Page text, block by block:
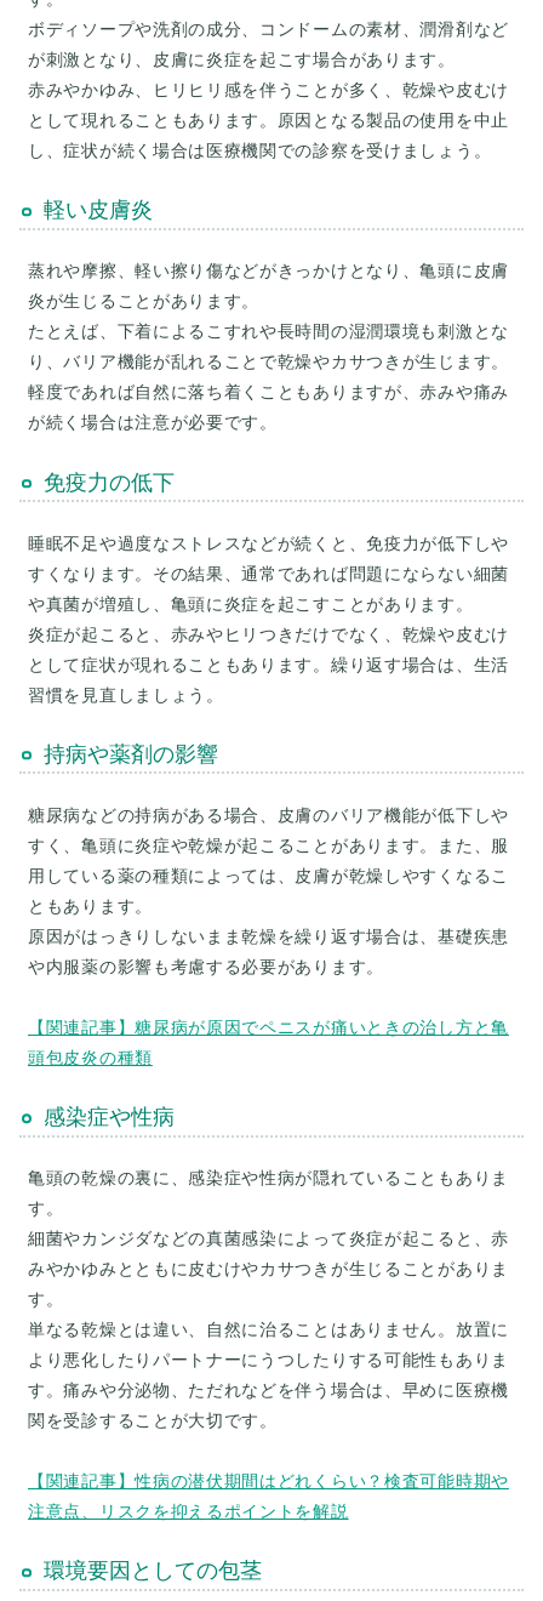
ボディソープや洗剤の成分、コンドームの素材、潤滑剤など
が刺激となり、皮膚に炎症を起こす場合があります。
赤みやかゆみ、ヒリヒリ感を伴うことが多く、乾燥や皮むけ
として現れることもあります。原因となる製品の使用を中止
軽い皮膚炎
蒸れや摩擦、軽い擦り傷などがきっかけとなり、亀頭に皮膚
炎が生じることがあります。
たとえば、下着によるこすれや長時間の湿潤環境も刺激とな
り、バリア機能が乱れることで乾燥やカサつきが生じます。
軽度であれば自然に落ち着くこともありますが、赤みや痛み
免疫力の低下
睡眠不足や過度なストレスなどが続くと、免疫力が低下しや
すくなります。その結果、通常であれば問題にならない細菌
や真菌が増殖し、亀頭に炎症を起こすことがあります。
炎症が起こると、赤みやヒリつきだけでなく、乾燥や皮むけ
として症状が現れることもあります。繰り返す場合は、生活
持病や薬剤の影響
糖尿病などの持病がある場合、皮膚のバリア機能が低下しや
すく、亀頭に炎症や乾燥が起こることがあります。また、服
用している薬の種類によっては、皮膚が乾燥しやすくなるこ
ともあります。
原因がはっきりしないまま乾燥を繰り返す場合は、基礎疾患
や内服薬の影響も考慮する必要があります。
【関連記事】糖尿病が原因でペニスが痛いときの治し方と亀
頭包皮炎の種類
感染症や性病
亀頭の乾燥の裏に、感染症や性病が隠れていることもありま
す。
細菌やカンジダなどの真菌感染によって炎症が起こると、赤
みやかゆみとともに皮むけやカサつきが生じることがありま
す。
単なる乾燥とは違い、自然に治ることはありません。放置に
より悪化したりパートナーにうつしたりする可能性もありま
す。痛みや分泌物、ただれなどを伴う場合は、早めに医療機
関を受診することが大切です。
【関連記事】性病の潜伏期間はどれくらい？検査可能時期や
注意点、リスクを抑えるポイントを解説
環境要因としての包茎